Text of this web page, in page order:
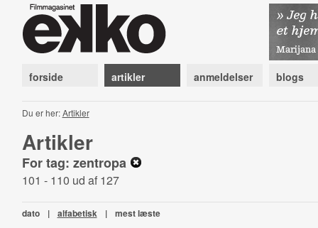
forside artikler anmeldelser blogs
Du er her:Artikler
Artikler
For tag: zentropa
101 - 110 ud af 127
dato | alfabetisk | mest læste